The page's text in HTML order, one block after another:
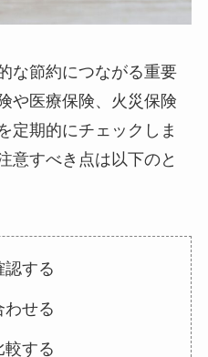
な節約につながる重要
や医療保険、火災保険
定期的にチェックしま
意すべき点は以下のと
認する
わせる
較する